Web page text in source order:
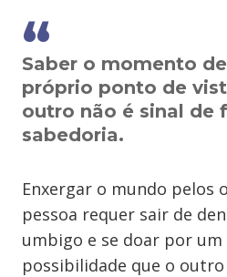
Saber o momento
próprio ponto de
outro não é sinal de
sabedoria.
Enxergar o mundo pelos
pessoa requer sair de
umbigo e se doar por
possibilidade que o